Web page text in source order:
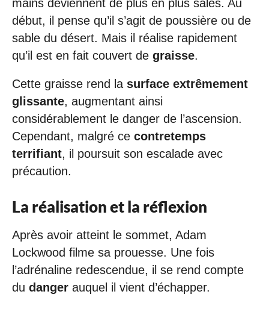
mains deviennent de plus en plus sales. Au
début, il pense qu’il s’agit de poussière ou de
sable du désert. Mais il réalise rapidement
qu’il est en fait couvert de graisse.
Cette graisse rend la surface extrêmement
glissante, augmentant ainsi
considérablement le danger de l’ascension.
Cependant, malgré ce contretemps
terrifiant, il poursuit son escalade avec
précaution.
La réalisation et la réflexion
Après avoir atteint le sommet, Adam
Lockwood filme sa prouesse. Une fois
l’adrénaline redescendue, il se rend compte
du danger auquel il vient d’échapper.